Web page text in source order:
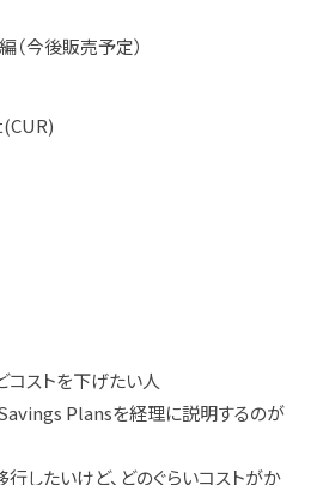
今後販売予定）
コストを下げたい人
Savings Plansを経理に説明するのが
行したいけど、どのぐらいコストがか